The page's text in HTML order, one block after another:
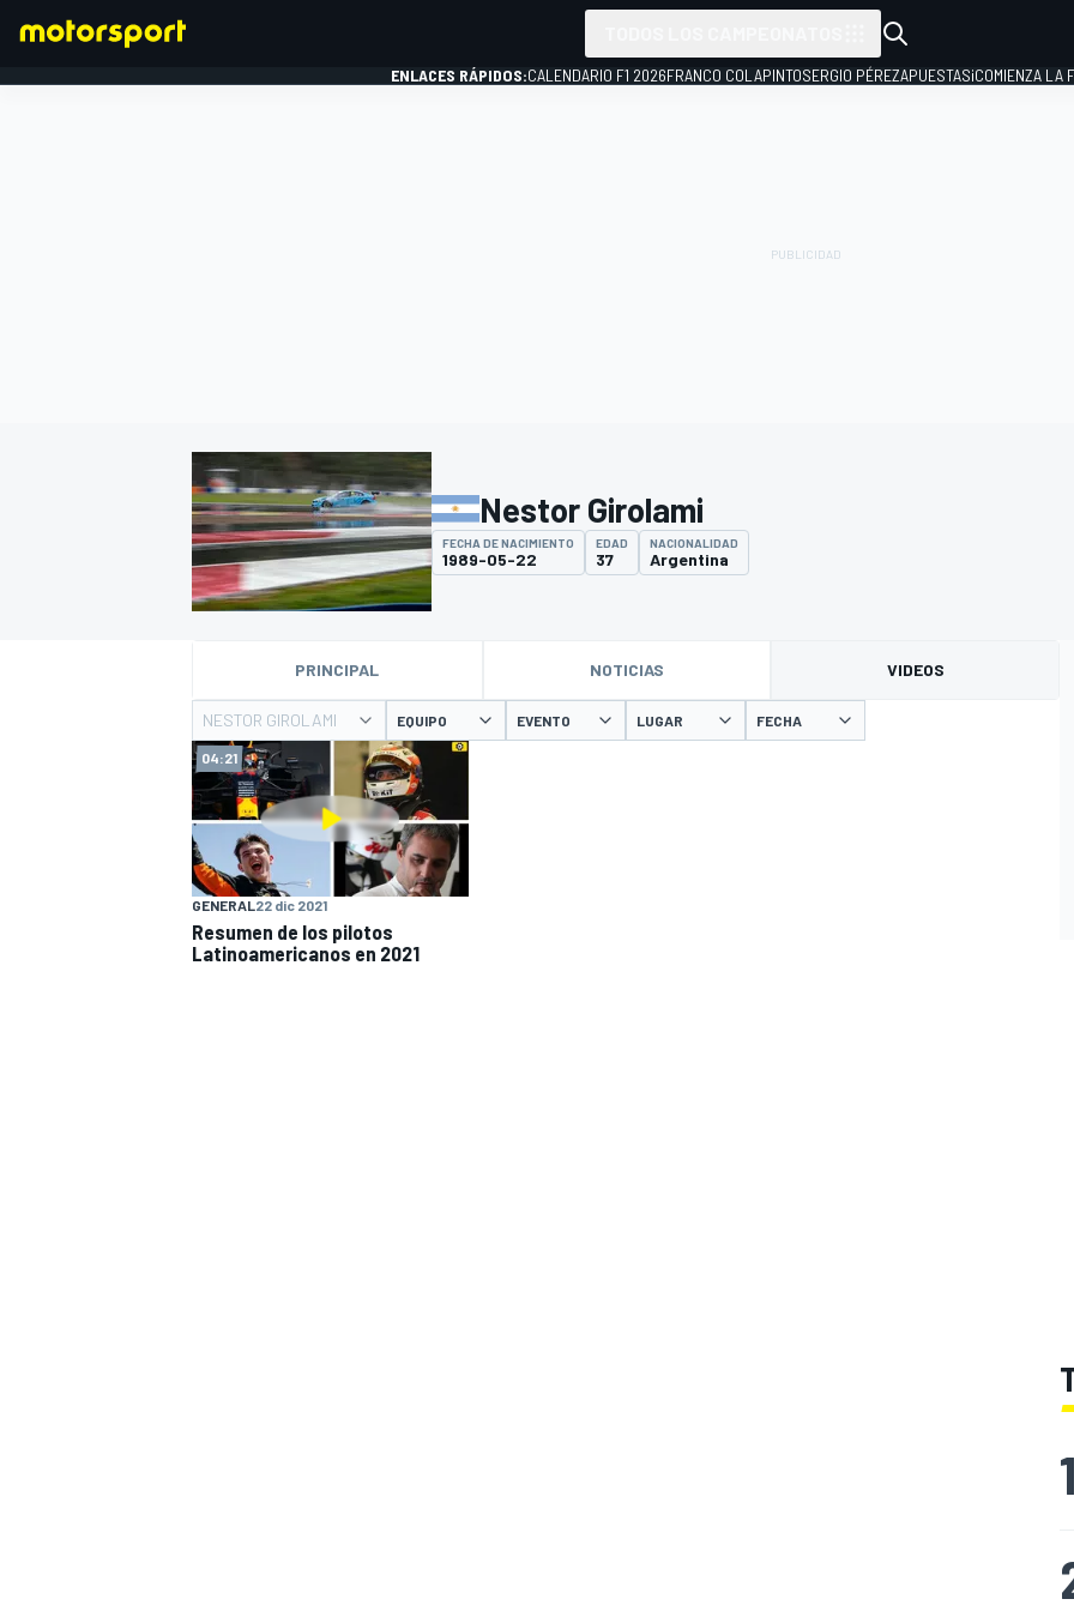
INDYCAR
MOTOGP
ENLACES RÁPIDOS:CALENDARIO F1 2026FRANCO COLAPINTOSERGIO PÉREZAPUESTAS¡COMIENZA LA
Nestor Girolami
FECHA DE NACIMIENTO
1989-05-22
EDAD
37
NACIONALIDAD
Argentina
PRINCIPAL NOTICIAS VIDEOS
NESTOR GIROLAMI EQUIPO EVENTO LUGAR FECHA
04:21
GENERAL22 dic 2021
Resumen de los pilotos
Latinoamericanos en 2021
1